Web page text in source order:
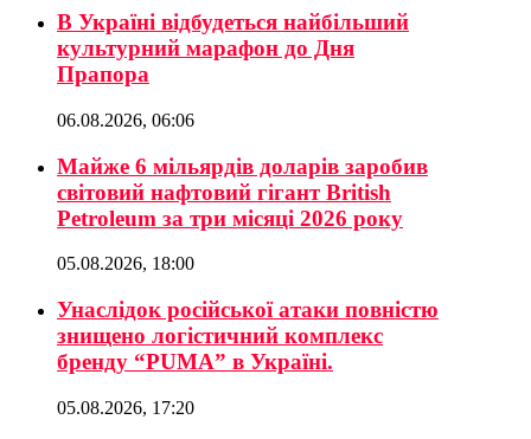
В Україні відбудеться найбільший
культурний марафон до Дня
Прапора
06.08.2026, 06:06
Майже 6 мільярдів доларів заробив
світовий нафтовий гігант British
Petroleum за три місяці 2026 року
05.08.2026, 18:00
Унаслідок російської атаки повністю
знищено логістичний комплекс
бренду “PUMA” в Україні.
05.08.2026, 17:20